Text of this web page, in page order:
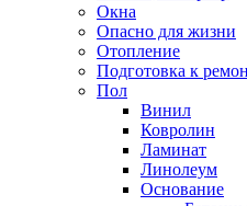
Окна
Опасно для жизни
Отопление
Подготовка к
Пол
Винил
Ковролин
Ламинат
Линолеум
Основание